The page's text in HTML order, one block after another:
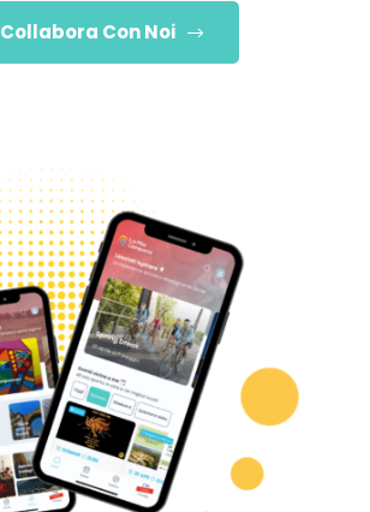
Collabora Con Noi